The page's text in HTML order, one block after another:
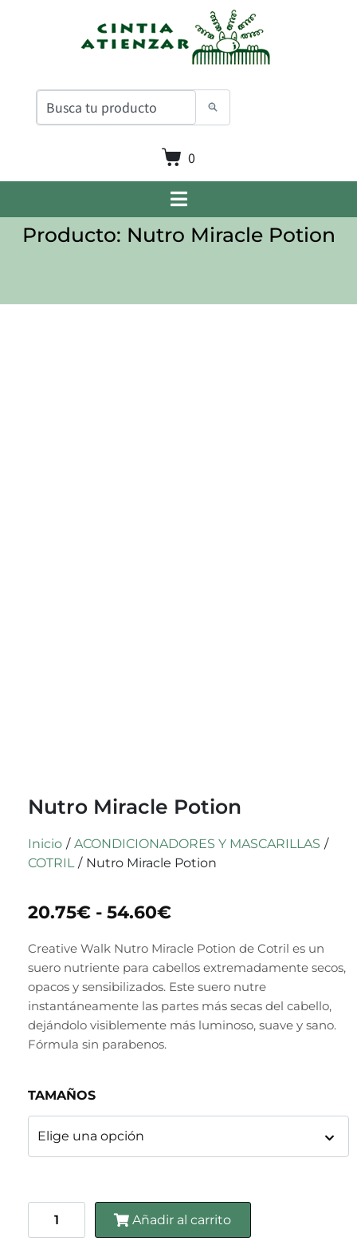
0
Producto: Nutro Miracle Potion
Nutro Miracle Potion
Inicio / ACONDICIONADORES Y MASCARILLAS /
COTRIL / Nutro Miracle Potion
20.75€ - 54.60€
Creative Walk Nutro Miracle Potion de Cotril es un
suero nutriente para cabellos extremadamente secos,
opacos y sensibilizados. Este suero nutre
instantáneamente las partes más secas del cabello,
dejándolo visiblemente más luminoso, suave y sano.
Fórmula sin parabenos.
TAMAÑOS
Añadir al carrito